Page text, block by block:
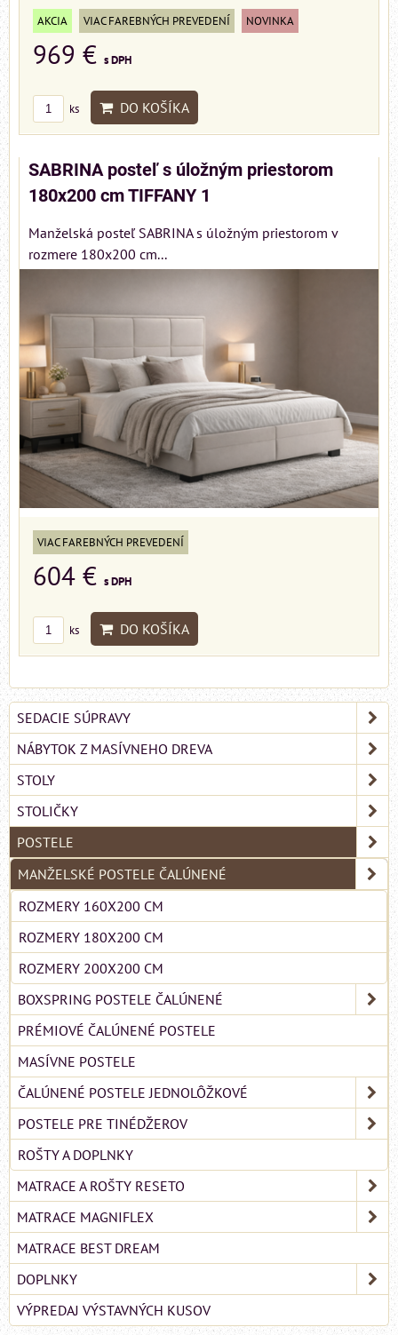
AKCIA VIAC FAREBNÝCH PREVEDENÍ NOVINKA
969 € s DPH
ks DO KOŠÍKA
SABRINA posteľ s úložným priestorom
180x200 cm TIFFANY 1
Manželská posteľ SABRINA s úložným priestorom v
rozmere 180x200 cm...
VIAC FAREBNÝCH PREVEDENÍ
604 € s DPH
ks DO KOŠÍKA
SEDACIE SÚPRAVY
NÁBYTOK Z MASÍVNEHO DREVA
STOLY
STOLIČKY
POSTELE
MANŽELSKÉ POSTELE ČALÚNENÉ
ROZMERY 160X200 CM
ROZMERY 180X200 CM
ROZMERY 200X200 CM
BOXSPRING POSTELE ČALÚNENÉ
PRÉMIOVÉ ČALÚNENÉ POSTELE
MASÍVNE POSTELE
ČALÚNENÉ POSTELE JEDNOLÔŽKOVÉ
POSTELE PRE TINÉDŽEROV
ROŠTY A DOPLNKY
MATRACE A ROŠTY RESETO
MATRACE MAGNIFLEX
MATRACE BEST DREAM
DOPLNKY
VÝPREDAJ VÝSTAVNÝCH KUSOV